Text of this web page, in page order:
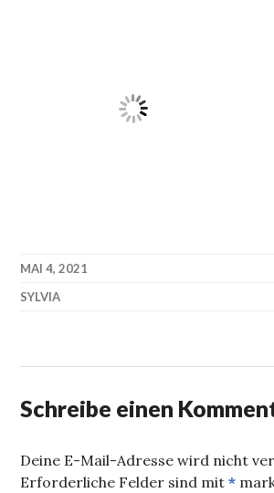
MAI 4, 2021
SYLVIA
Schreibe einen
Deine E-Mail-Adresse wird nicht
Erforderliche Felder sind mit*